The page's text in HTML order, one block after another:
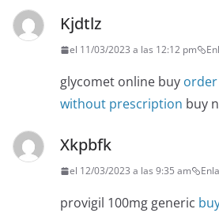
Kjdtlz
el 11/03/2023 a las 12:12 pm
glycomet online buy
without prescription buy
Xkpbfk
el 12/03/2023 a las 9:35 am
provigil 100mg generic